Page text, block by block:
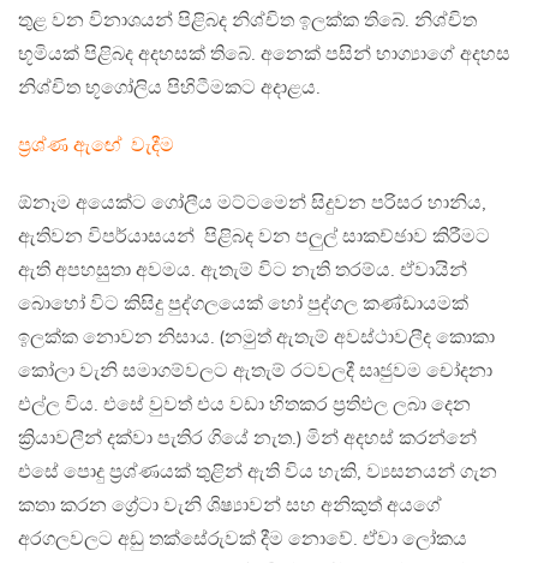
තුළ වන විනාශයන් පිළිබද නිශ්චිත ඉලක්ක තිබේ. නිශ්චිත
භූමියක් පිළිබද අදහසක් තිබේ. අනෙක් පසින් භාග්‍යාගේ අදහස
නිශ්චිත භූගෝලිය පිහිටීමකට අදාළය.
ප්‍රශ්ණ ඇඟේ වැදීම
ඕනෑම අයෙක්ට ගෝලීය මට්ටමෙන් සිදුවන පරිසර හානිය,
ඇතිවන විපර්යාසයන් පිළිබද වන පලුල් සාකච්ඡාව කිරීමට
ඇති අපහසුතා අවමය. ඇතැම් විට නැති තරම්ය. ඒවායින්
බොහෝ විට කිසිදු පුද්ගලයෙක් හෝ පුද්ගල කණ්ඩායමක්
ඉලක්ක නොවන නිසාය. (නමුත් ඇතැම් අවස්ථාවලීද කොකා
කෝලා වැනි සමාගම්වලට ඇතැම් රටවලදී සෘජුවම චෝදනා
එල්ල විය. එසේ වුවත් එය වඩා හිතකර ප්‍රතිඵල ලබා දෙන
ක්‍රියාවලීන් දක්වා පැතිර ගියේ නැත.) මින් අදහස් කරන්නේ
එසේ පොදු ප්‍රශ්ණයක් තුළින් ඇති විය හැකි, ව්‍යසනයන් ගැන
කතා කරන ග්‍රේටා වැනි ශිෂ්‍යාවන් සහ අනිකුත් අයගේ
අරගලවලට අඩු තක්සේරුවක් දීම නොවේ. ඒවා ලෝකය